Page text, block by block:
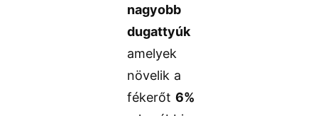
nagyobb
dugattyúk
amelyek
növelik a
fékerőt6%